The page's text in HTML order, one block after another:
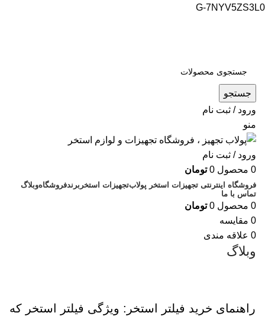
G-7NYV5ZS3L0
جستجو
ورود / ثبت نام
منو
ورود / ثبت نام
0 محصول 0 تومان
فروشگاه اینترنتی تجهیزات استخر پولابتجهیزات استخر برندفروشگاهوبلاگ
تماس با ما
0 محصول 0 تومان
0 مقایسه
0 علاقه مندی
وبلاگ
راهنمای خرید فیلتر استخر: ویژگی فیلتر استخر که